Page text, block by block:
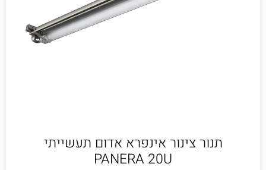
תנור צינור אינפרא אדום תעשייתי
PANERA 20U